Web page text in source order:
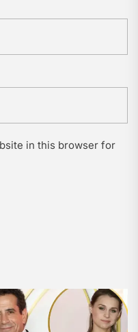
in this browser for